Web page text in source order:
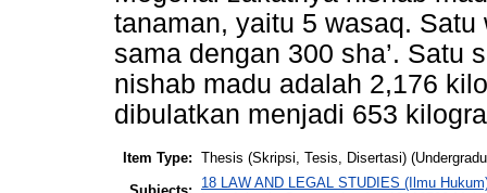
tanaman, yaitu 5 wasaq. Satu
sama dengan 300 sha’. Satu
nishab madu adalah 2,176
dibulatkan menjadi 653
Item Type: Thesis (Skripsi, Tesis, Disertasi)
18 LAW AND LEGAL STUDIES (Ilmu